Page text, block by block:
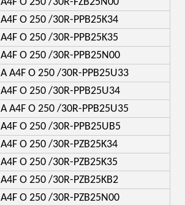
A4F O 250 /30R-PPB25K34
A4F O 250 /30R-PPB25K35
A4F O 250 /30R-PPB25N00
A A4F O 250 /30R-PPB25U33
A4F O 250 /30R-PPB25U34
A A4F O 250 /30R-PPB25U35
A4F O 250 /30R-PPB25UB5
A4F O 250 /30R-PZB25K34
A4F O 250 /30R-PZB25K35
A4F O 250 /30R-PZB25KB2
A4F O 250 /30R-PZB25N00